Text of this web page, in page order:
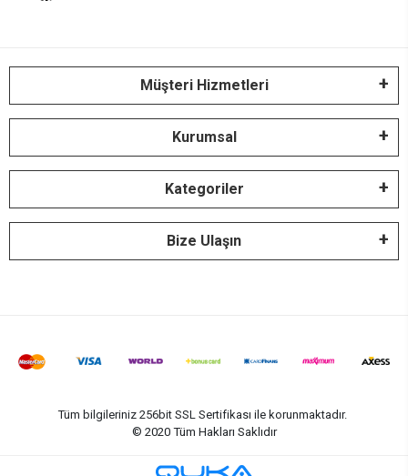
Müşteri Hizmetleri
Kurumsal
Kategoriler
Bize Ulaşın
Tüm bilgileriniz 256bit SSL Sertifikası ile korunmaktadır.
© 2020 Tüm Hakları Saklıdır